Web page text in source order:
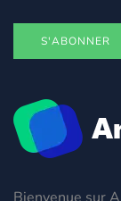
Bienvenue sur
S'ABONNER